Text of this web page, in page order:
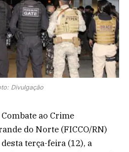
Divulgação
ao Crime
do Norte (FICCO/RN)
terça-feira (12), a